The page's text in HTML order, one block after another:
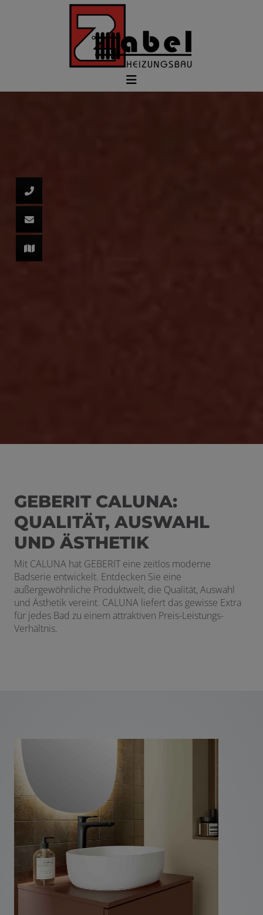
GEBERIT CALUNA:
QUALITÄT, AUSWAHL
UND ÄSTHETIK
Mit CALUNA hat GEBERIT eine zeitlos moderne
Badserie entwickelt. Entdecken Sie eine
außergewöhnliche Produktwelt, die Qualität, Auswahl
und Ästhetik vereint. CALUNA liefert das gewisse Extra
für jedes Bad zu einem attraktiven Preis-Leistungs-
Verhältnis.
schließen